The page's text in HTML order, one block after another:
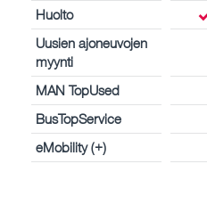
Huolto
Uusien ajoneuvojen
myynti
MAN TopUsed
BusTopService
eMobility (+)